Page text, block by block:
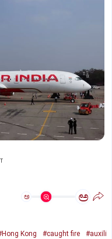
ಅ ಅ
Kong #caught fire
#auxili